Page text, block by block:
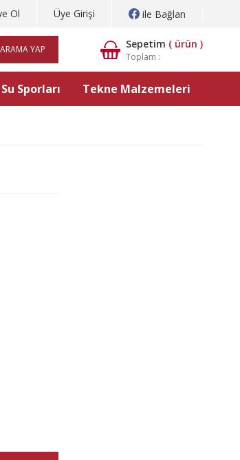
Ol Üye Girişi ile Bağlan
ARAMA YAP Sepetim ( ürün )
Toplam :
Su Sporları Tekne Malzemeleri